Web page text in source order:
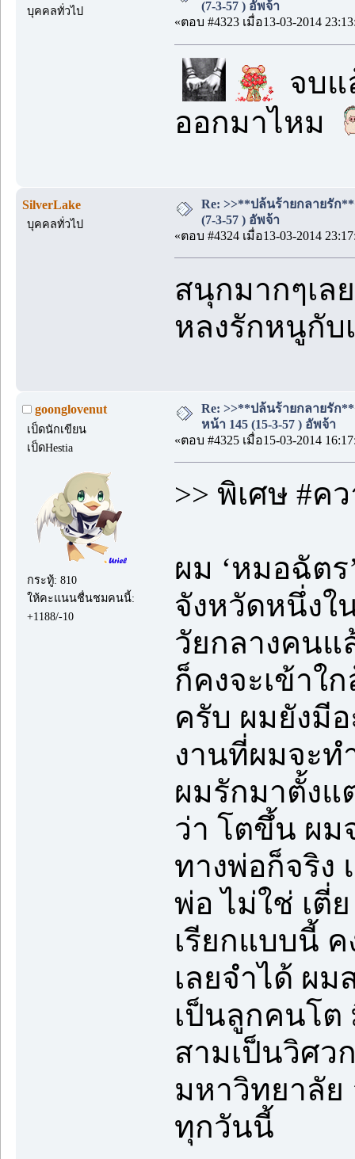
บุคคลทั่วไป
(7-3-57 ) อัพจ้า
«ตอบ #4323 เมื่อ13-03-2014
จบแ
ออกมาไหม
SilverLake
บุคคลทั่วไป
Re: >>**ปล้นร้ายกลายรัก
(7-3-57 ) อัพจ้า
«ตอบ #4324 เมื่อ13-03-2014
สนุกมากๆเล
หลงรักหนูกับ
goonglovenut
เป็ดนักเขียน
เป็ดHestia
กระทู้: 810
ให้คะแนนชื่นชมคนนี้:
+1188/-10
Re: >>**ปล้นร้ายกลายรัก
หน้า 145 (15-3-57 ) อัพจ้า
«ตอบ #4325 เมื่อ15-03-2014
>> พิเศษ #ค
ผม ‘หมอฉัตร
จังหวัดหนึ่งใ
วัยกลางคนแ
ก็คงจะเข้าใ
ครับ ผมยังมี
งานที่ผมจะท
ผมรักมาตั้งแ
ว่า โตขึ้น ผม
ทางพ่อก็จริง
พ่อ ไม่ใช่ เตี่
เรียกแบบนี้
เลยจำได้ ผ
เป็นลูกคนโต
สามเป็นวิศว
มหาวิทยาลัย
ทุกวันนี้